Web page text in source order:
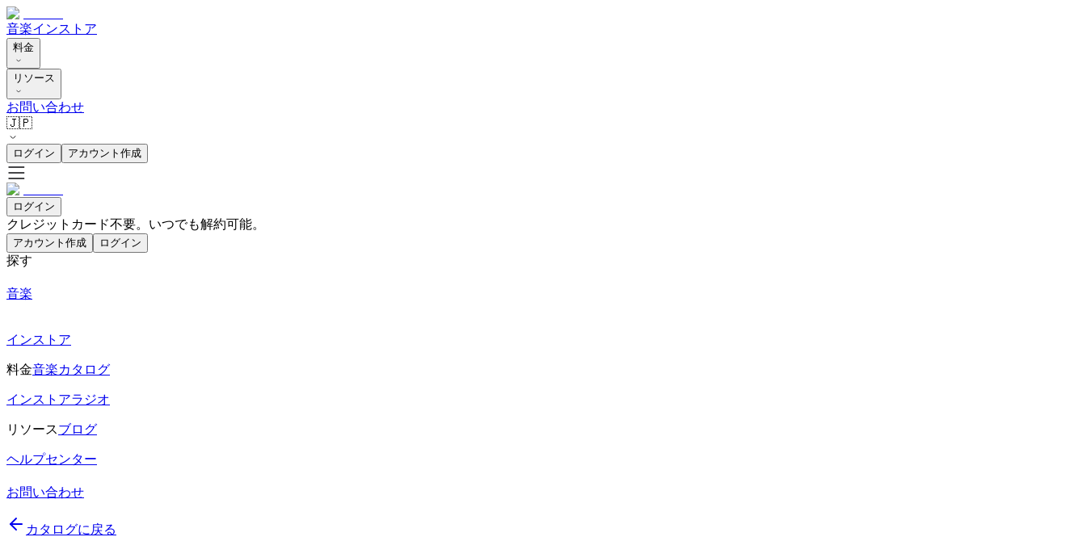
音楽インストア
料金
リソース
お問い合わせ
🇯🇵
ログイン アカウント作成
ログイン
クレジットカード不要。いつでも解約可能。
アカウント作成 ログイン
探す
音楽
インストア
料金音楽カタログ
インストアラジオ
リソースブログ
ヘルプセンター
お問い合わせ
カタログに戻る